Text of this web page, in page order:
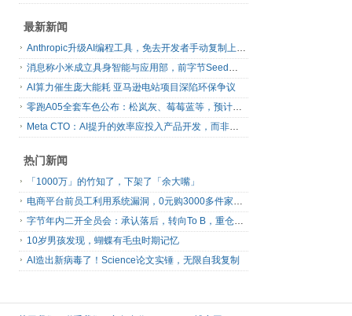
最新新闻
Anthropic升级AI编程工具，免去开发者手动复制上下文
消息称小米成立具身智能与应用部，前字节Seed孔涛挂帅
AI算力催生庞大能耗 亚马逊电站项目深陷环保争议
零跑A05全套车色公布：松岚灰、莓莓蓝等，预计明日上市
Meta CTO：AI提升的效率应投入产品开发，而非增加休假
热门新闻
「1000万」的竹知了，下架了「余大嘴」
电商平台前员工利用系统漏洞，0元购3000多件家电！
字节年内二开全员会：承认落后，转向To B，重仓年轻人
10岁男孩发现，蝴蝶有毛虫时期记忆
AI造出新病毒了！Science论文实锤，无限自我复制